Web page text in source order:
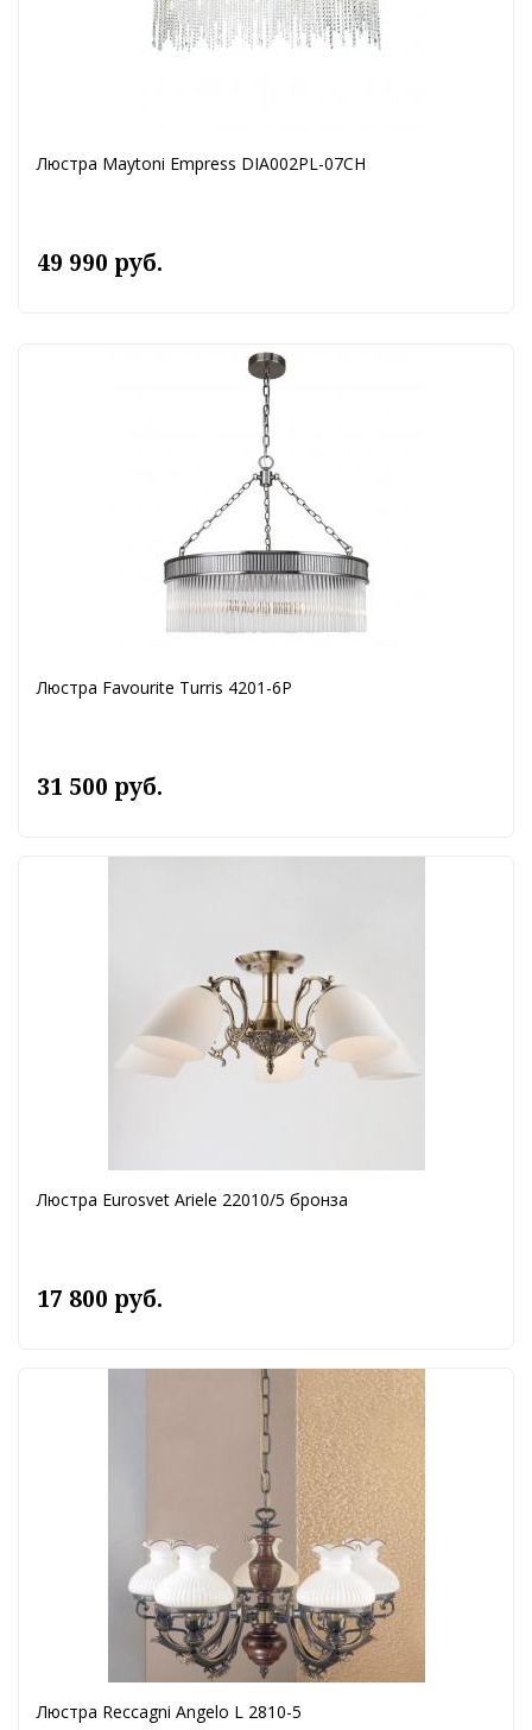
Люстра Maytoni Empress DIA002PL-07CH
49 990 руб.
Люстра Favourite Turris 4201-6P
31 500 руб.
Люстра Eurosvet Ariele 22010/5 бронза
17 800 руб.
Люстра Reccagni Angelo L 2810-5